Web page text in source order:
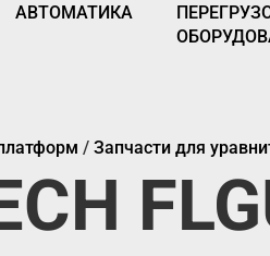
АВТОМАТИКА
/ Запчасти для